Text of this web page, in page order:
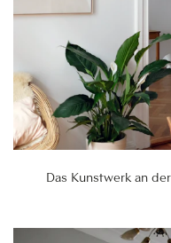
Das Kunstwerk an